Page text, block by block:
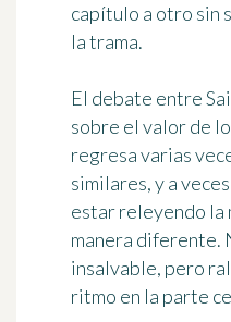
capítulo a otro sin
la trama.
El debate entre
sobre el valor de
regresa varias
similares, y a
estar releyendo la
manera diferente.
insalvable, pero
ritmo en la parte